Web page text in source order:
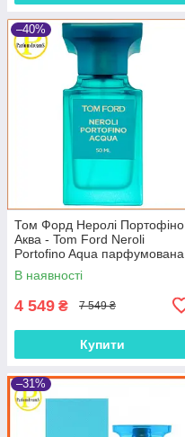
–40%
Том Форд Неролі Портофіно
Аква - Tom Ford Neroli
Portofino Aqua парфумована
вода 50ml
В наявності
4 549 ₴ 7 549 ₴
Купити
–31%